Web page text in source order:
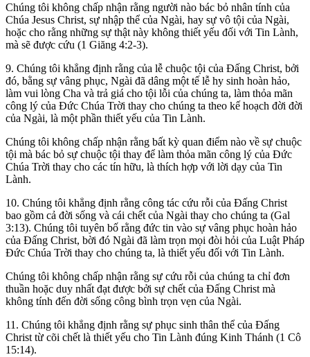
Chúng tôi không chấp nhận rằng người nào bác bỏ nhân tính của
Chúa Jesus Christ, sự nhập thể của Ngài, hay sự vô tội của Ngài,
hoặc cho rằng những sự thật này không thiết yếu đối với Tin Lành,
mà sẽ được cứu (1 Giăng 4:2-3).
9. Chúng tôi khẳng định rằng của lễ chuộc tội của Đấng Christ, bởi
đó, bằng sự vâng phục, Ngài đã dâng một tế lễ hy sinh hoàn hảo,
làm vui lòng Cha và trả giá cho tội lỗi của chúng ta, làm thỏa mãn
công lý của Đức Chúa Trời thay cho chúng ta theo kế hoạch đời đời
của Ngài, là một phần thiết yếu của Tin Lành.
Chúng tôi không chấp nhận rằng bất kỳ quan điểm nào về sự chuộc
tội mà bác bỏ sự chuộc tội thay để làm thỏa mãn công lý của Đức
Chúa Trời thay cho các tín hữu, là thích hợp với lời dạy của Tin
Lành.
10. Chúng tôi khẳng định rằng công tác cứu rỗi của Đấng Christ
bao gồm cả đời sống và cái chết của Ngài thay cho chúng ta (Gal
3:13). Chúng tôi tuyên bố rằng đức tin vào sự vâng phục hoàn hảo
của Đấng Christ, bời đó Ngài đã làm trọn mọi đòi hỏi của Luật Pháp
Đức Chúa Trời thay cho chúng ta, là thiết yếu đối với Tin Lành.
Chúng tôi không chấp nhận rằng sự cứu rỗi của chúng ta chỉ đơn
thuần hoặc duy nhất đạt được bởi sự chết của Đấng Christ mà
không tính đến đời sống công bình trọn vẹn của Ngài.
11. Chúng tôi khẳng định rằng sự phục sinh thân thể của Đấng
Christ từ cõi chết là thiết yếu cho Tin Lành đúng Kinh Thánh (1 Cô
15:14).